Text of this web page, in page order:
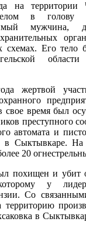
на территории
в
мужчина,
Его тело
жертвой
свое время был
преступного
автомата и
в Сыктывкаре. На
20
похищен и убит
у
Со
территорию
в